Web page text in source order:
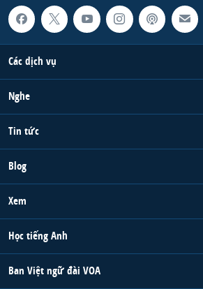
Các dịch vụ
Nghe
Tin tức
Blog
Xem
Học tiếng Anh
Ban Việt ngữ đài VOA